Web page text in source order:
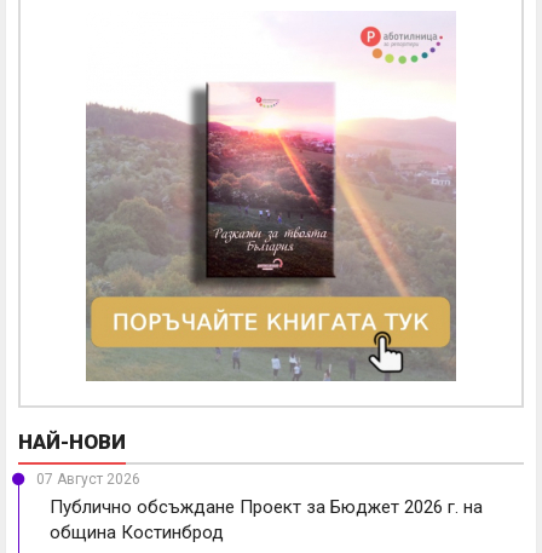
НАЙ-НОВИ
07 Август 2026
Публично обсъждане Проект за Бюджет 2026 г. на
община Костинброд